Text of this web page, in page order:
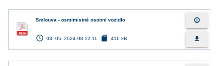
Smlouva - osmimístné osobní vozidlo
access_time 03. 05. 2024 08:12:11 sd_card 416 kB
info_outline
file_download